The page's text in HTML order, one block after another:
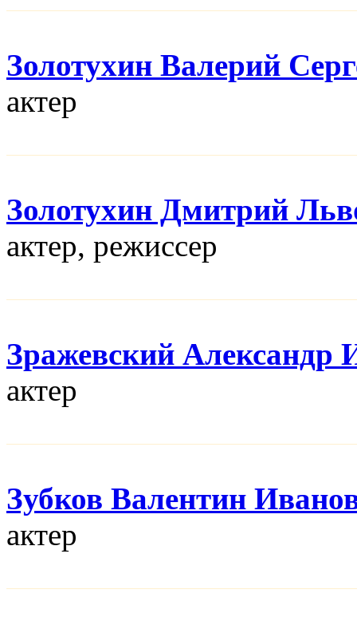
Золотухин Валерий
актер
Золотухин Дмитрий
актер, режисcер
Зражевский Александр
актер
Зубков Валентин
актер